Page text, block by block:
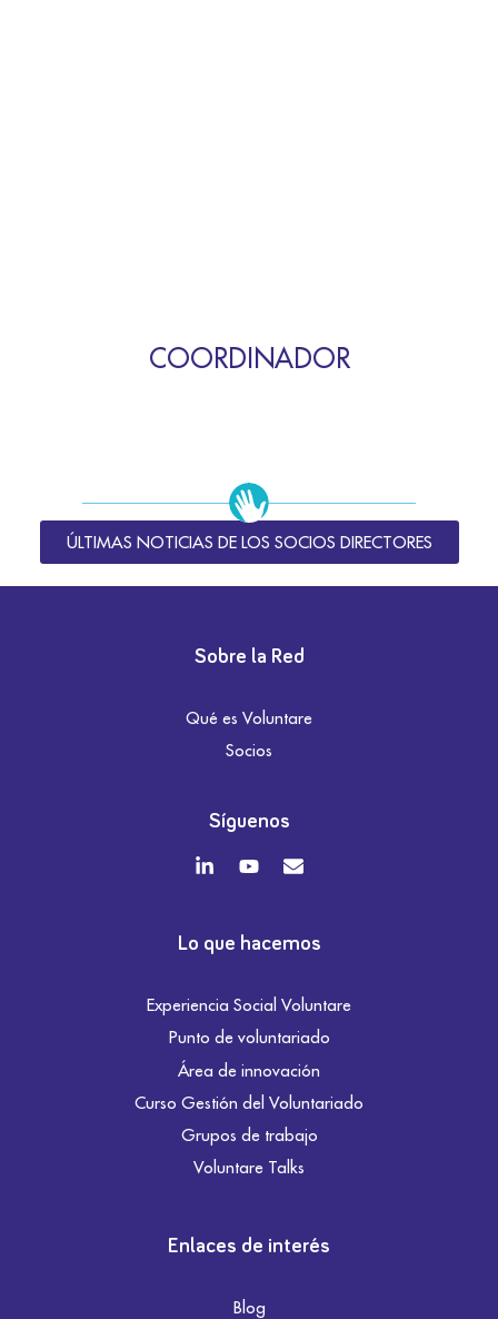
COORDINADOR
ÚLTIMAS NOTICIAS DE LOS SOCIOS DIRECTORES
Sobre la Red
Qué es Voluntare
Socios
Síguenos
Lo que hacemos
Experiencia Social Voluntare
Punto de voluntariado
Área de innovación
Curso Gestión del Voluntariado
Grupos de trabajo
Voluntare Talks
Enlaces de interés
Blog